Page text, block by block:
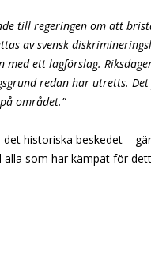
till regeringen om att
av svensk
med ett lagförslag.
redan har utretts.
området.”
historiska beskedet –
alla som har kämpat för